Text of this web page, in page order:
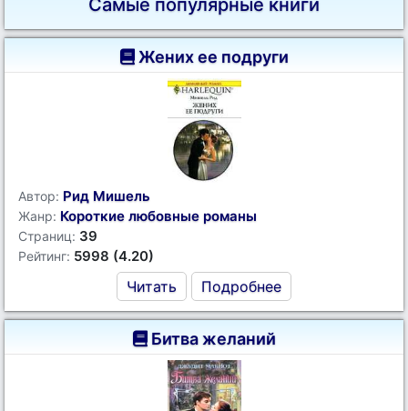
Самые популярные книги
Жених ее подруги
Автор: Рид Мишель
Жанр: Короткие любовные романы
Страниц: 39
Рейтинг: 5998 (4.20)
Читать Подробнее
Битва желаний